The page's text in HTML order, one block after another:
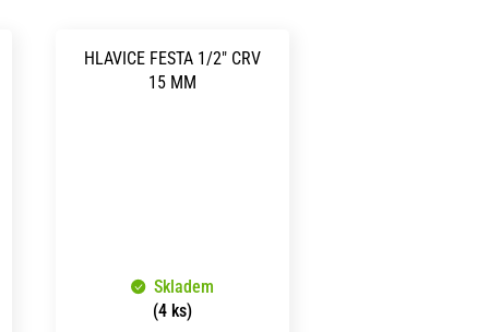
HLAVICE FESTA 1/2" CRV
15 MM
Skladem
(4 ks)